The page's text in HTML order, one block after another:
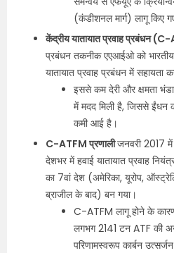
(कंडीशनल मार्ग) लागू किए
केंद्रीय यातायात प्रवाह प्रबंधन
प्रबंधन तकनीक एएआईओ को
यातायात प्रवाह प्रबंधन में सहायता
इससे कम देरी और क्षमता
में मदद मिली है, जिससे
कमी आई है।
C-ATFM प्रणालीजनवरी 2017 में
देशभर में हवाई यातायात प्रवाह
का 7वां देश (अमेरिका, यूरोप,
ब्राजील के बाद) बन गया।
C-ATFM लागू होने के
लगभग 2141 टन ATF की
परिणामस्वरूप कार्बन